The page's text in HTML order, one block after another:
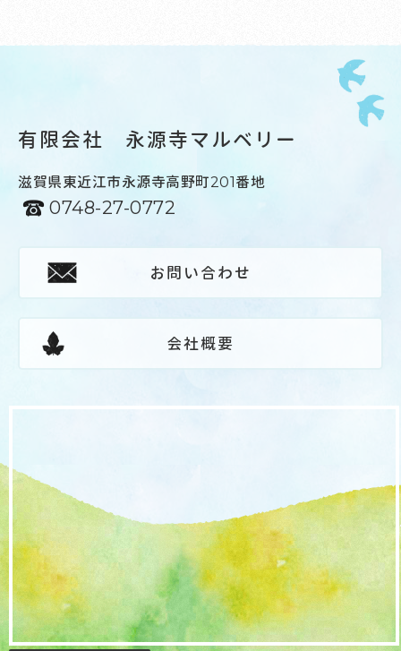
有限会社 永源寺マルベリー
滋賀県東近江市永源寺高野町201番地
0748-27-0772
会社概要
お問い合わせ